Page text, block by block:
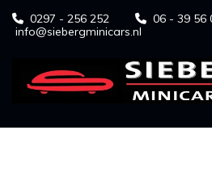
 0297 - 256 252  06 - 39 56
info@siebergminicars.nl